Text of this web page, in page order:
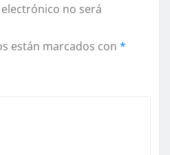
no será
están marcados con *